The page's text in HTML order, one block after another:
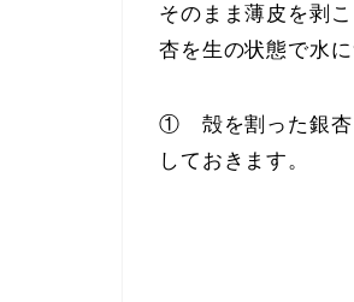
そのまま薄皮を剥
杏を生の状態で水
① 殻を割った銀杏
しておきます。